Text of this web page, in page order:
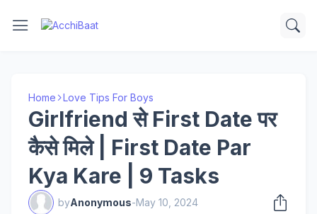
Home Love Tips For Boys
Girlfriend से First Date पर
कैसे मिले | First Date Par
Kya Kare | 9 Tasks
byAnonymous-May 10, 2024